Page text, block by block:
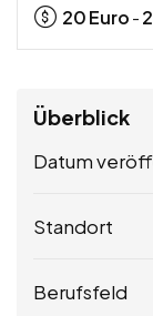
20Euro -
Überblick
Datum
Standort
Berufsfeld